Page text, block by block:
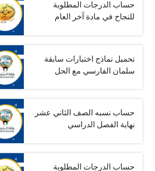
حساب الدرجات المطلوبة
للنجاح في مادة آخر العام
تحميل نماذج اختبارات سابقة
سلمان الفارسي مع الحل
حساب نسبه الصف الثاني عشر
نهاية الفصل الدراسي
حساب الدرجات المطلوبة